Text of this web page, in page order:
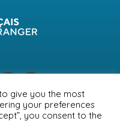
le site de
en Belgique
Particularité
MENTIONS LÉGALES
give you the most
your preferences
you consent to the